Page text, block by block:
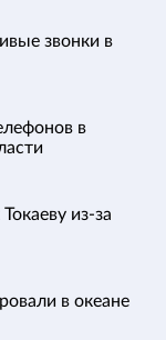
звонки в
в
из-за
в океане